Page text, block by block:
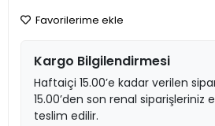
Favorilerime ekle
Kargo Bilgilendirmesi
Haftaiçi 15.00’e kadar verilen
15.00’den son renal siparişleriniz
teslim edilir.